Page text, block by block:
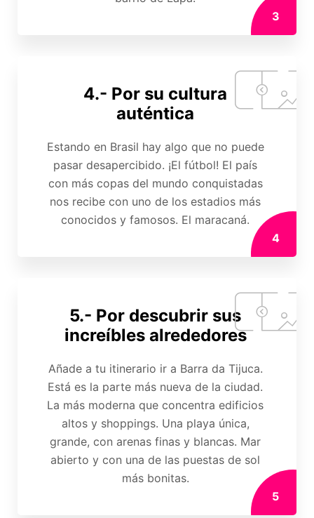
3
4.- Por su cultura
auténtica
Estando en Brasil hay algo que no puede
pasar desapercibido. ¡El fútbol! El país
con más copas del mundo conquistadas
nos recibe con uno de los estadios más
conocidos y famosos. El maracaná.
4
5.- Por descubrir sus
increíbles alrededores
Añade a tu itinerario ir a Barra da Tijuca.
Está es la parte más nueva de la ciudad.
La más moderna que concentra edificios
altos y shoppings. Una playa única,
grande, con arenas finas y blancas. Mar
abierto y con una de las puestas de sol
más bonitas.
5